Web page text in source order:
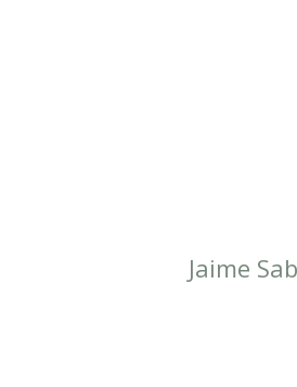
Jaime